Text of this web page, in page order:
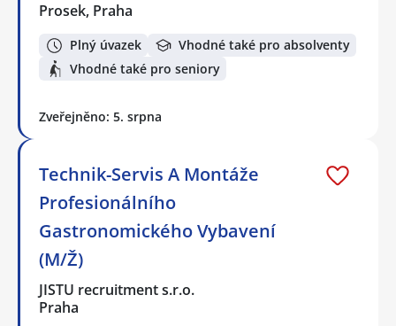
Prosek, Praha
Plný úvazek
Vhodné také pro absolventy
Vhodné také pro seniory
Zveřejněno: 5. srpna
Technik-Servis A Montáže
Profesionálního
Gastronomického Vybavení
(M/Ž)
JISTU recruitment s.r.o.
Praha